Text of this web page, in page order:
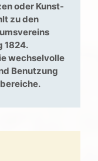
oder Kunst-
zu den
1824.
wechselvolle
Benutzung